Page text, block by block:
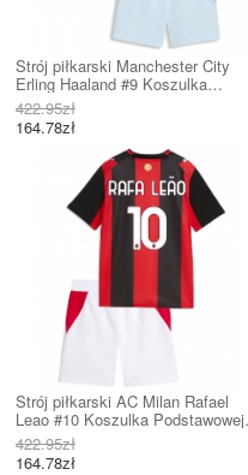
Strój piłkarski Manchester City
Erling Haaland #9 Koszulka
Podstawowej dziecięce 2026-27
Krótki Rękaw (+ Krótkie spodenki)
422.95zł
164.78zł
Strój piłkarski AC Milan Rafael
Leao #10 Koszulka Podstawowej
dziecięce 2026-27 Krótki Rękaw (+
Krótkie spodenki)
422.95zł
164.78zł